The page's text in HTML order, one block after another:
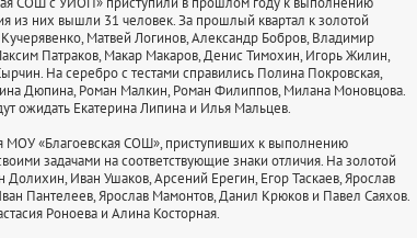
из них вышли 31 человек. За прошлый квартал к золотой
Матвей Логинов, Александр Бобров, Владимир
Патраков, Макар Макаров, Денис Тимохин, Игорь Жилин,
На серебро с тестами справились Полина Покровская,
Дюпина, Роман Малкин, Роман Филиппов, Милана Моновцова.
ожидать Екатерина Липина и Илья Мальцев.
МОУ «Благоевская СОШ», приступивших к выполнению
задачами на соответствующие знаки отличия. На золотой
Долихин, Иван Ушаков, Арсений Ерегин, Егор Таскаев, Ярослав
Пантелеев, Ярослав Мамонтов, Данил Крюков и Павел Саяхов.
Роноева и Алина Косторная.